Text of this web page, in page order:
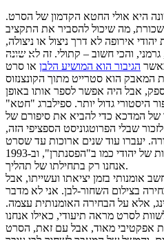
היא אולי החטא הקדמון של הסרט.
מה שיכול להסביר את התקציב
אירופה לא דרך ניצול או ניצולה,
והכי חשוב – קתולי. זה לא שונה
הגיבור הוא המושיע הלבן או סרט
אבל היה אפשר לספר אותו באופן
היסטורי גדול יותר. ספילברג "חטא"
המדכא כדי להביא את סיפורם של
שבלי הפרוטגוניסט הספציפי הזה,
יעברו עוד שנים ארוכות עד שסרט
שואה גדול יוכל להתבסס על דמות של יהודי כמו ב"הפסנתרן", וב-1993
אנחנו רק בתחילתו של תהליך.
אומנותי בזמן יציאתו ועשייתו, אבל
בצילום השחור-לבן. אני לא מדבר
אלא על הבחירה האומנותית עצמה.
לסרט מראה תיעודי, כאילו אנחנו
אפקטיבי מאוד, אבל עם זאת, הסרט